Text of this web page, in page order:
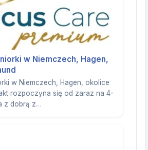
w Niemczech, Hagen,
w Niemczech, Hagen, okolice
rozpoczyna się od zaraz na 4-
z dobrą z…